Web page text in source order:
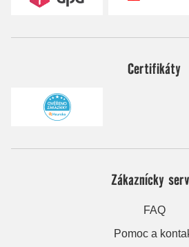
Certifikáty
Zákaznícky
FAQ
Pomoc a